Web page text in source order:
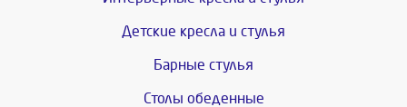
Детские кресла и стулья
Барные стулья
Столы обеденные